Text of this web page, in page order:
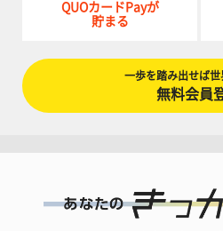
QUOカードPayが
貯まる
一歩を踏み出せば世
無料会員